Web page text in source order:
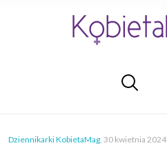
Dziennikarki KobietaMag, 30 kwietnia 2024